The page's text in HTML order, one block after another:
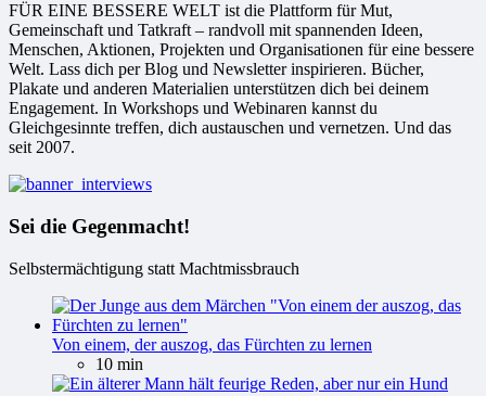
FÜR EINE BESSERE WELT ist die Plattform für Mut,
Gemeinschaft und Tatkraft – randvoll mit spannenden Ideen,
Menschen, Aktionen, Projekten und Organisationen für eine bessere
Welt. Lass dich per Blog und Newsletter inspirieren. Bücher,
Plakate und anderen Materialien unterstützen dich bei deinem
Engagement. In Workshops und Webinaren kannst du
Gleichgesinnte treffen, dich austauschen und vernetzen. Und das
seit 2007.
Sei die Gegenmacht!
Selbstermächtigung statt Machtmissbrauch
Von einem, der auszog, das Fürchten zu lernen
10 min